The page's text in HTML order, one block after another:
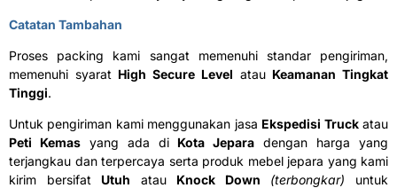
Catatan Tambahan
Proses packing kami sangat memenuhi standar pengiriman,
memenuhi syarat High Secure Level atau Keamanan Tingkat
Tinggi.
Untuk pengiriman kami menggunakan jasa Ekspedisi Truckatau
Peti Kemasyang ada di Kota Jepara dengan harga yang
terjangkau dan terpercaya serta produk mebel jepara yang kami
kirim bersifat Utuh atau Knock Down (terbongkar) untuk